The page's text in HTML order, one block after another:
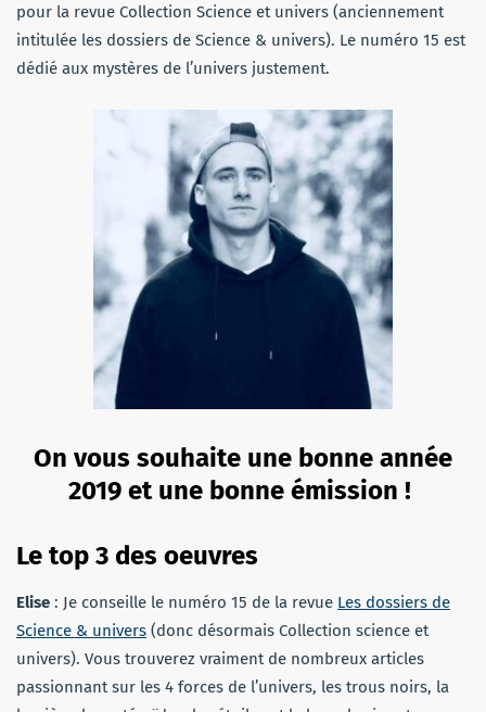
pour la revue Collection Science et univers (anciennement
intitulée les dossiers de Science & univers). Le numéro 15 est
dédié aux mystères de l’univers justement.
On vous souhaite une bonne année
2019 et une bonne émission !
Le top 3 des oeuvres
Elise : Je conseille le numéro 15 de la revue Les dossiers de
Science & univers (donc désormais Collection science et
univers). Vous trouverez vraiment de nombreux articles
passionnant sur les 4 forces de l’univers, les trous noirs, la